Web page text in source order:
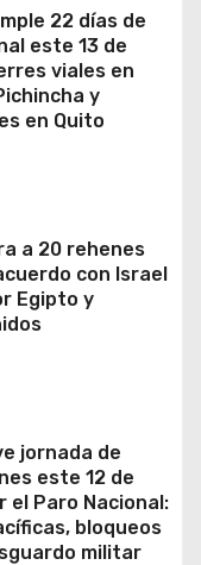
22 días de
este 13 de
viales en
y
en Quito
a 20 rehenes
con Israel
Egipto y
jornada de
este 12 de
el Paro Nacional:
bloqueos
militar